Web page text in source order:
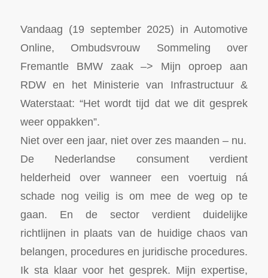
Vandaag (19 september 2025) in Automotive
Online, Ombudsvrouw Sommeling over
Fremantle BMW zaak –> Mijn oproep aan
RDW en het Ministerie van Infrastructuur &
Waterstaat: “Het wordt tijd dat we dit gesprek
weer oppakken”.
Niet over een jaar, niet over zes maanden – nu.
De Nederlandse consument verdient
helderheid over wanneer een voertuig ná
schade nog veilig is om mee de weg op te
gaan. En de sector verdient duidelijke
richtlijnen in plaats van de huidige chaos van
belangen, procedures en juridische procedures.
Ik sta klaar voor het gesprek. Mijn expertise,